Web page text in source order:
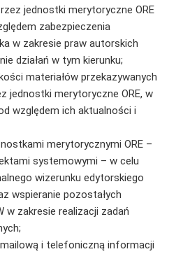
jednostki merytoryczne ORE
zabezpieczenia
w zakresie praw autorskich
działań w tym kierunku;
materiałów przekazywanych
jednostki merytoryczne ORE, w
względem ich aktualności i
merytorycznymi ORE –
systemowymi – w celu
wizerunku edytorskiego
wspieranie pozostałych
w zakresie realizacji zadań
i telefoniczną informacji